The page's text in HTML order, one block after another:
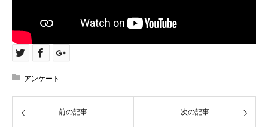
アンケート
前の記事 次の記事